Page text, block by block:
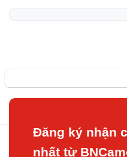
Đăng ký nhận
nhất từ